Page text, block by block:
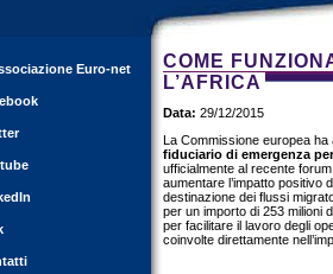
Euro-net
COME
L’AFRICA
Data: 29/12/2015
La Commissione europea ha
fiduciario di emergenza
ufficialmente al recente
aumentare l’impatto positivo
destinazione dei flussi
per un importo di 253 milioni
per facilitare il lavoro degli
coinvolte direttamente